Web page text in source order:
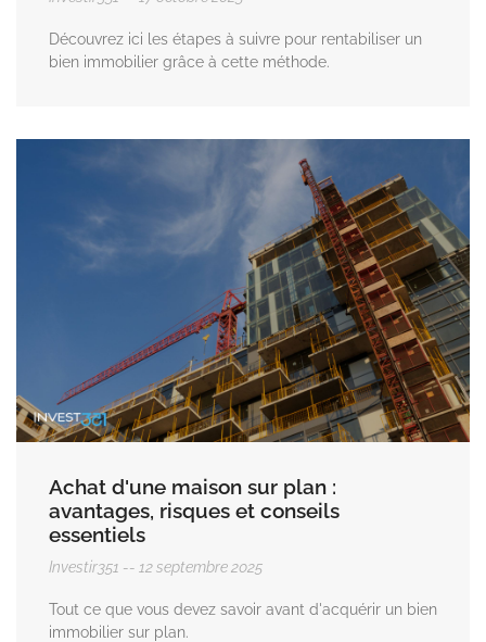
Découvrez ici les étapes à suivre pour rentabiliser un
bien immobilier grâce à cette méthode.
Achat d'une maison sur plan :
avantages, risques et conseils
essentiels
Investir351 12 septembre 2025
Tout ce que vous devez savoir avant d'acquérir un bien
immobilier sur plan.